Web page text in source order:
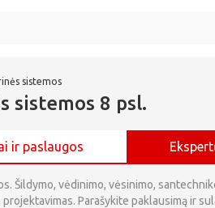
sistemos
sistemos 8 psl.
ir paslaugos
Šildymo, vėdinimo, vėsinimo,
Parašykite paklausimą ir